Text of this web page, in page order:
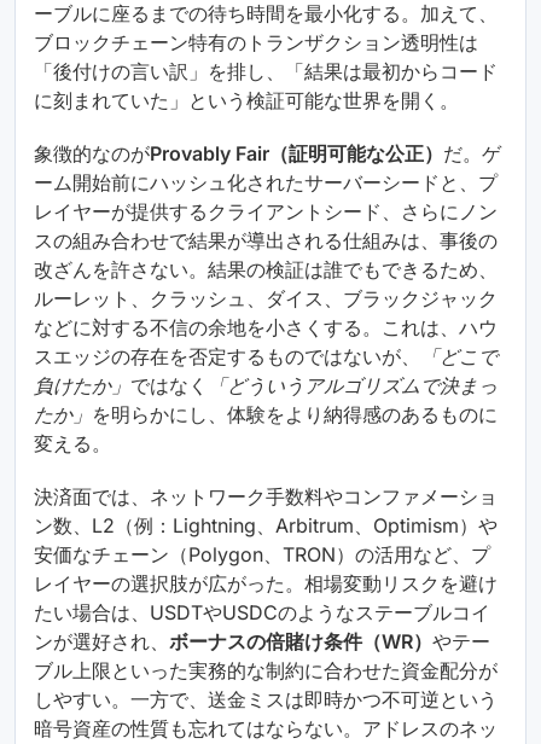
ーブルに座るまでの待ち時間を最小化する。加えて、
ブロックチェーン特有のトランザクション透明性は
「後付けの言い訳」を排し、「結果は最初からコード
に刻まれていた」という検証可能な世界を開く。
象徴的なのがProvably Fair（証明可能な公正） だ。ゲ
ーム開始前にハッシュ化されたサーバーシードと、プ
レイヤーが提供するクライアントシード、さらにノン
スの組み合わせで結果が導出される仕組みは、事後の
改ざんを許さない。結果の検証は誰でもできるため、
ルーレット、クラッシュ、ダイス、ブラックジャック
などに対する不信の余地を小さくする。これは、ハウ
スエッジの存在を否定するものではないが、
「どこで
負けたか」 ではなく
「どういうアルゴリズムで決まっ
たか」 を明らかにし、体験をより納得感のあるものに
変える。
決済面では、ネットワーク手数料やコンファメーショ
ン数、L2（例：Lightning、Arbitrum、Optimism）や
安価なチェーン（Polygon、TRON）の活用など、プ
レイヤーの選択肢が広がった。相場変動リスクを避け
たい場合は、USDTやUSDCのようなステーブルコイ
ンが選好され、 ボーナスの倍賭け条件（WR） やテー
ブル上限といった実務的な制約に合わせた資金配分が
しやすい。一方で、送金ミスは即時かつ不可逆という
暗号資産の性質も忘れてはならない。アドレスのネッ